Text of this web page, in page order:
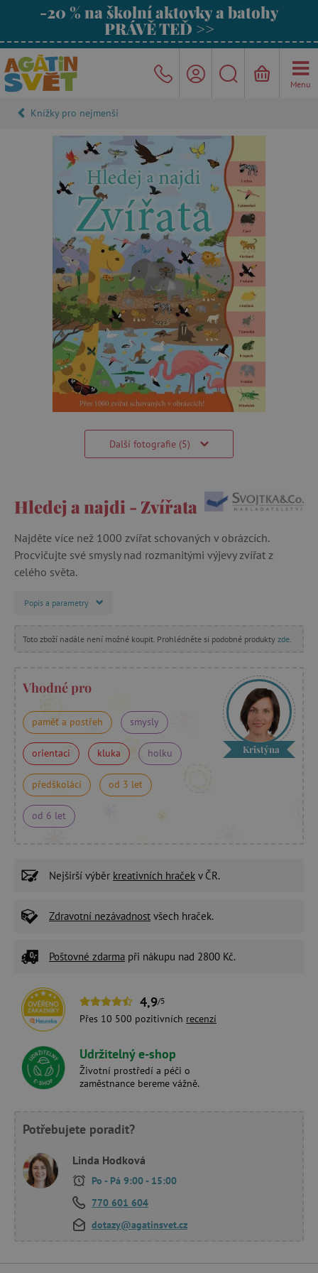
-20 % na školní aktovky a batohy
PRÁVĚ TEĎ >>
Menu
Knížky pro nejmenší
Další fotografie (5)
Hledej a najdi - Zvířata
Najděte více než 1000 zvířat schovaných v obrázcích.
Procvičujte své smysly nad rozmanitými výjevy zvířat z
celého světa.
Popis a parametry
Toto zboží nadále není možné koupit. Prohlédněte si podobné produkty zde
Vhodné pro
paměť a postřeh smysly
orientaci kluka holku
předškoláci od 3 let
od 6 let
Kristýna
Nejširší výběr kreativních hraček v ČR.
Zdravotní nezávadnost všech hraček.
Poštovné zdarma při nákupu nad 2800 Kč.
4,9/5
Přes 10 500 pozitivních recenzí
Udržitelný e-shop
Životní prostředí a péči o
zaměstnance bereme vážně.
Potřebujete poradit?
Linda Hodková
Po - Pá 9:00 - 15:00
770 601 604
dotazy@agatinsvet.cz